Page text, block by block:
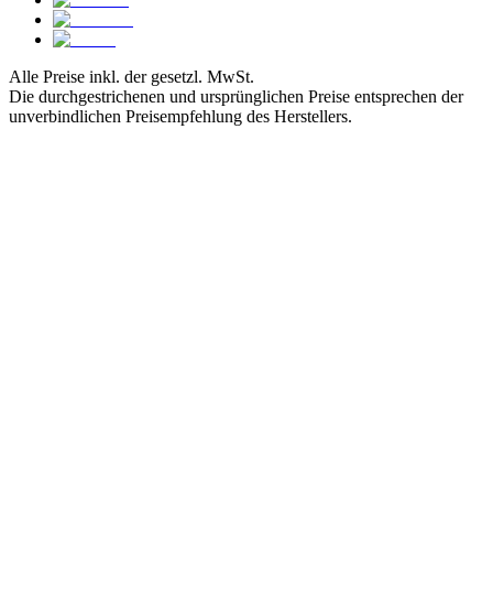
Alle Preise inkl. der gesetzl. MwSt.
Die durchgestrichenen und ursprünglichen Preise entsprechen der
unverbindlichen Preisempfehlung des Herstellers.